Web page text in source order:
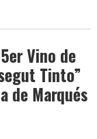
Vino de
Tinto”
de Marqués